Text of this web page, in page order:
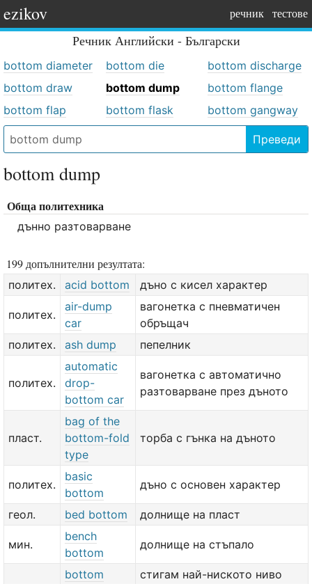
ezikov речник тестове
Речник Английски - Български
bottom diameter bottom die
bottom discharge
bottom draw
bottom dump
bottom flange
bottom flap
bottom flask bottom gangway
Преведи
bottom dump
Обща политехника
дънно разтоварване
199 допълнителни резултата:
политех. acid bottom дъно с кисел характер
политех.
air-dump
car
вагонетка с пневматичен
обръщач
политех.
ash dump пепелник
политех.
automatic
drop-
bottom car
вагонетка с автоматично
разтоварване през дъното
пласт.
bag of the
bottom-fold
type
торба с гънка на дъното
политех.
basic
bottom
дъно с основен характер
геол. bed bottom долнище на пласт
мин.
bench
bottom
долнище на стъпало
bottom
стигам най-ниското ниво